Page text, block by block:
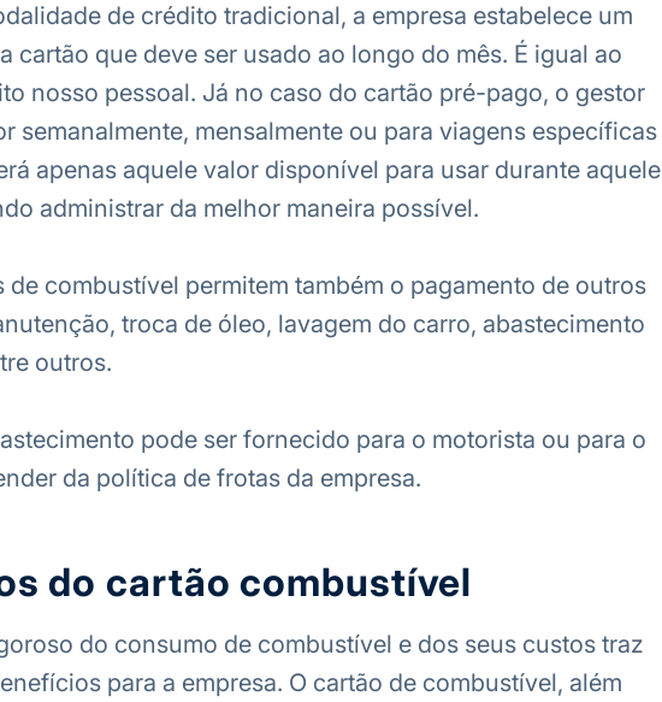
de crédito tradicional, a empresa estabelece um
cartão que deve ser usado ao longo do mês. É igual ao
nosso pessoal. Já no caso do cartão pré-pago, o gestor
semanalmente, mensalmente ou para viagens específicas
apenas aquele valor disponível para usar durante aquele
administrar da melhor maneira possível.
de combustível permitem também o pagamento de outros
troca de óleo, lavagem do carro, abastecimento
outros.
pode ser fornecido para o motorista ou para o
da política de frotas da empresa.
do cartão combustível
do consumo de combustível e dos seus custos traz
para a empresa. O cartão de combustível, além